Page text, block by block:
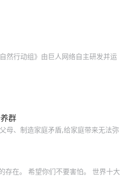
然行动组》由巨人网络自主研发并运
群
母、制造家庭矛盾,给家庭带来无法弥
存在。 希望你们不要害怕。 世界十大